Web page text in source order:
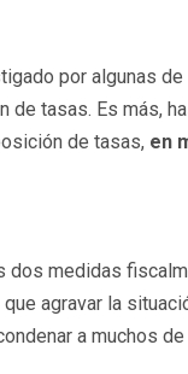
por algunas
tasas. Es más,
de tasas, en
dos medidas
que agravar la
a muchos